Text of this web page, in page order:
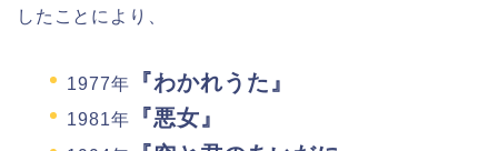
したことにより、
1977年 『わかれうた』
1981年 『悪女』